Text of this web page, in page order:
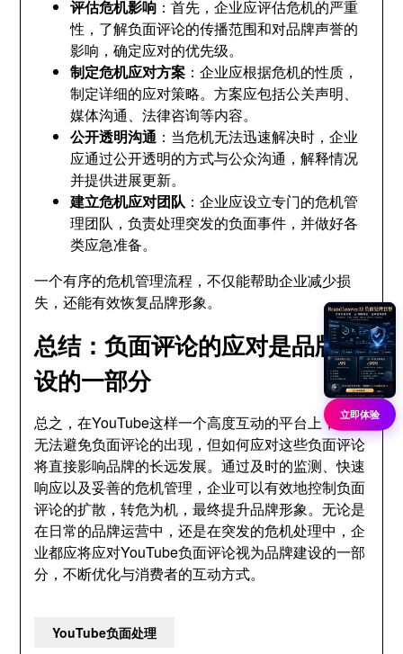
评估危机影响 ：首先，企业应评估危机的严重
性，了解负面评论的传播范围和对品牌声誉的
影响，确定应对的优先级。
制定危机应对方案 ：企业应根据危机的性质，
制定详细的应对策略。方案应包括公关声明、
媒体沟通、法律咨询等内容。
公开透明沟通 ：当危机无法迅速解决时，企业
应通过公开透明的方式与公众沟通，解释情况
并提供进展更新。
建立危机应对团队 ：企业应设立专门的危机管
理团队，负责处理突发的负面事件，并做好各
类应急准备。
一个有序的危机管理流程，不仅能帮助企业减少损
失，还能有效恢复品牌形象。
总结：负面评论的应对是品牌建
设的一部分
总之，在YouTube这样一个高度互动的平台上，企业
无法避免负面评论的出现，但如何应对这些负面评论
将直接影响品牌的长远发展。通过及时的监测、快速
响应以及妥善的危机管理，企业可以有效地控制负面
评论的扩散，转危为机，最终提升品牌形象。无论是
在日常的品牌运营中，还是在突发的危机处理中，企
业都应将应对YouTube负面评论视为品牌建设的一部
分，不断优化与消费者的互动方式。
YouTube负面处理
立即体验